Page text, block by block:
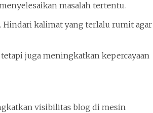
masalah tertentu.
Hindari kalimat yang terlalu rumit agar
juga meningkatkan kepercayaan
visibilitas blog di mesin